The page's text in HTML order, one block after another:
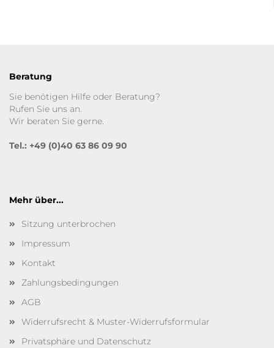
Beratung
Sie benötigen Hilfe oder Beratung?
Rufen Sie uns an.
Wir beraten Sie gerne.
Tel.: +49 (0)40 63 86 09 90
Mehr über...
Sitzung unterbrochen
Impressum
Kontakt
Zahlungsbedingungen
AGB
Widerrufsrecht & Muster-Widerrufsformular
Privatsphäre und Datenschutz